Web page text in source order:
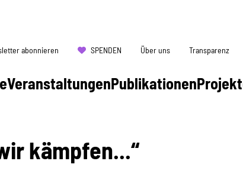
VeranstaltungenPublikationen
abonnieren SPENDEN Über uns Transparenz
kämpfen...“